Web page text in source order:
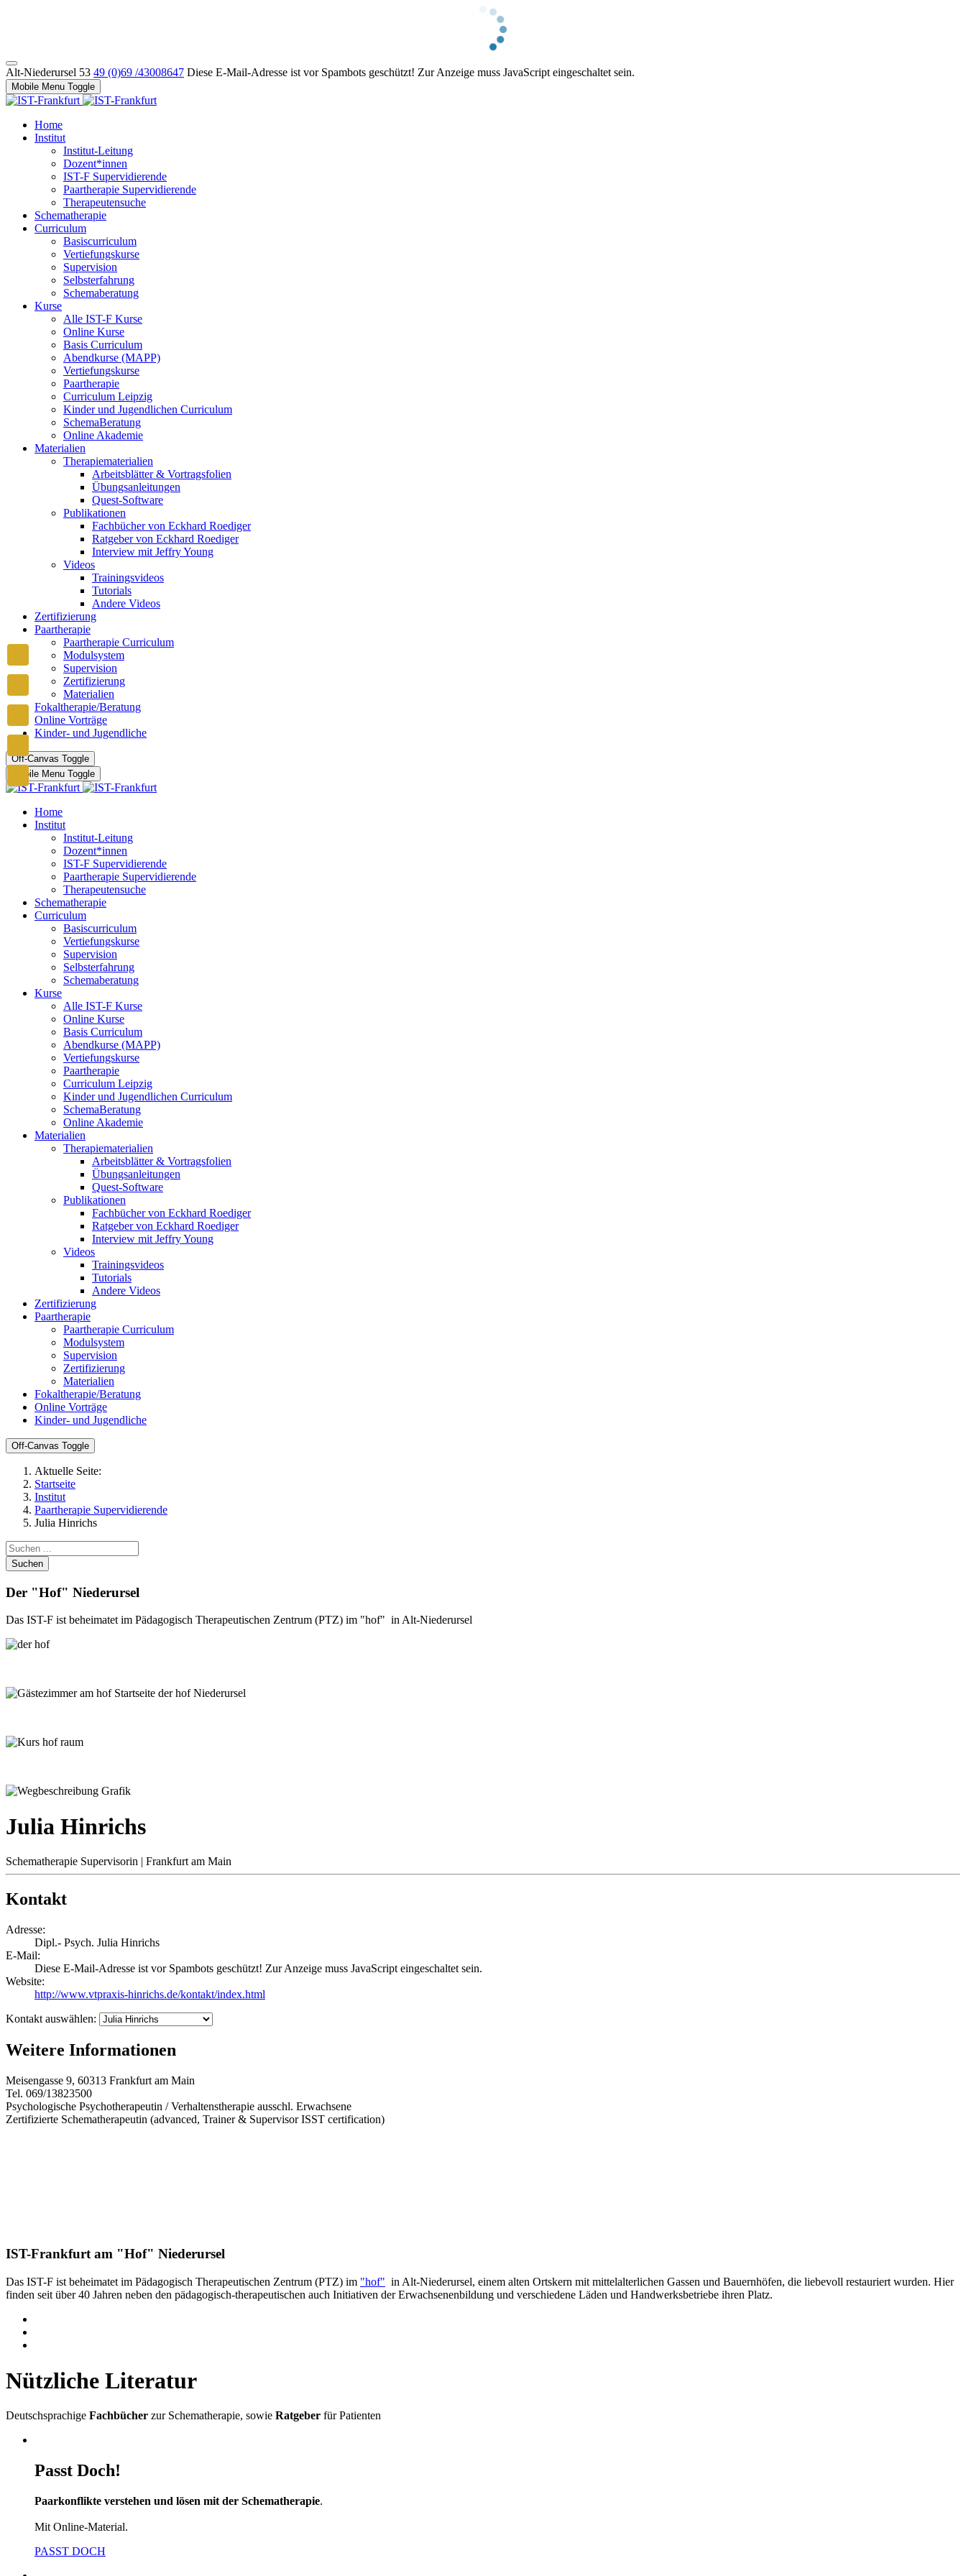
Alt-Niederursel 53 49 (0)69 /43008647 Diese E-Mail-Adresse ist vor Spambots geschützt! Zur Anzeige muss JavaScript eingeschaltet sein.
Mobile Menu Toggle
Home
Institut
Institut-Leitung
Dozent*innen
IST-F Supervidierende
Paartherapie Supervidierende
Therapeutensuche
Schematherapie
Curriculum
Basiscurriculum
Vertiefungskurse
Supervision
Selbsterfahrung
Schemaberatung
Kurse
Alle IST-F Kurse
Online Kurse
Basis Curriculum
Abendkurse (MAPP)
Vertiefungskurse
Paartherapie
Curriculum Leipzig
Kinder und Jugendlichen Curriculum
SchemaBeratung
Online Akademie
Materialien
Therapiematerialien
Arbeitsblätter & Vortragsfolien
Übungsanleitungen
Quest-Software
Publikationen
Fachbücher von Eckhard Roediger
Ratgeber von Eckhard Roediger
Interview mit Jeffry Young
Videos
Trainingsvideos
Tutorials
Andere Videos
Zertifizierung
Paartherapie
Paartherapie Curriculum
Modulsystem
Supervision
Zertifizierung
Materialien
Fokaltherapie/Beratung
Online Vorträge
Kinder- und Jugendliche
Off-Canvas Toggle
Mobile Menu Toggle
Home
Institut
Institut-Leitung
Dozent*innen
IST-F Supervidierende
Paartherapie Supervidierende
Therapeutensuche
Schematherapie
Curriculum
Basiscurriculum
Vertiefungskurse
Supervision
Selbsterfahrung
Schemaberatung
Kurse
Alle IST-F Kurse
Online Kurse
Basis Curriculum
Abendkurse (MAPP)
Vertiefungskurse
Paartherapie
Curriculum Leipzig
Kinder und Jugendlichen Curriculum
SchemaBeratung
Online Akademie
Materialien
Therapiematerialien
Arbeitsblätter & Vortragsfolien
Übungsanleitungen
Quest-Software
Publikationen
Fachbücher von Eckhard Roediger
Ratgeber von Eckhard Roediger
Interview mit Jeffry Young
Videos
Trainingsvideos
Tutorials
Andere Videos
Zertifizierung
Paartherapie
Paartherapie Curriculum
Modulsystem
Supervision
Zertifizierung
Materialien
Fokaltherapie/Beratung
Online Vorträge
Kinder- und Jugendliche
Off-Canvas Toggle
Aktuelle Seite:
Startseite
Institut
Paartherapie Supervidierende
Julia Hinrichs
Suchen
Der "Hof" Niederursel
Das IST-F ist beheimatet im Pädagogisch Therapeutischen Zentrum (PTZ) im "hof" in Alt-Niederursel
Julia Hinrichs
Schematherapie Supervisorin | Frankfurt am Main
Kontakt
Adresse:
Dipl.- Psych. Julia Hinrichs
E-Mail:
Diese E-Mail-Adresse ist vor Spambots geschützt! Zur Anzeige muss JavaScript eingeschaltet sein.
Website:
http://www.vtpraxis-hinrichs.de/kontakt/index.html
Kontakt auswählen:
Weitere Informationen
Meisengasse 9, 60313 Frankfurt am Main
Tel. 069/13823500
Psychologische Psychotherapeutin / Verhaltenstherapie ausschl. Erwachsene
Zertifizierte Schematherapeutin (advanced, Trainer & Supervisor ISST certification)
IST-Frankfurt am "Hof" Niederursel
Das IST-F ist beheimatet im Pädagogisch Therapeutischen Zentrum (PTZ) im "hof" in Alt-Niederursel, einem alten Ortskern mit mittelalterlichen Gassen und Bauernhöfen, die liebevoll restauriert wurden. Hier
finden seit über 40 Jahren neben den pädagogisch-therapeutischen auch Initiativen der Erwachsenenbildung und verschiedene Läden und Handwerksbetriebe ihren Platz.
Nützliche Literatur
Deutschsprachige Fachbücher zur Schematherapie, sowie Ratgeber für Patienten
Passt Doch!
Paarkonflikte verstehen und lösen mit der Schematherapie.
Mit Online-Material.
PASST DOCH